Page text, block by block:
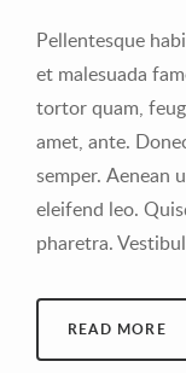
Pellentesque
et malesuada
tortor quam,
amet, ante.
semper. Aenean
eleifend leo.
pharetra.
READ MORE